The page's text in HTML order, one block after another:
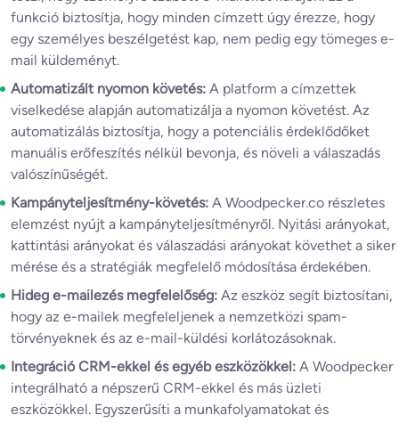
funkció biztosítja, hogy minden címzett úgy érezze, hogy
egy személyes beszélgetést kap, nem pedig egy tömeges e-
mail küldeményt.
Automatizált nyomon követés: A platform a címzettek
viselkedése alapján automatizálja a nyomon követést. Az
automatizálás biztosítja, hogy a potenciális érdeklődőket
manuális erőfeszítés nélkül bevonja, és növeli a válaszadás
valószínűségét.
Kampányteljesítmény-követés: A Woodpecker.co részletes
elemzést nyújt a kampányteljesítményről. Nyitási arányokat,
kattintási arányokat és válaszadási arányokat követhet a siker
mérése és a stratégiák megfelelő módosítása érdekében.
Hideg e-mailezés megfelelőség: Az eszköz segít biztosítani,
hogy az e-mailek megfeleljenek a nemzetközi spam-
törvényeknek és az e-mail-küldési korlátozásoknak.
Integráció CRM-ekkel és egyéb eszközökkel: A Woodpecker
integrálható a népszerű CRM-ekkel és más üzleti
eszközökkel. Egyszerűsíti a munkafolyamatokat és